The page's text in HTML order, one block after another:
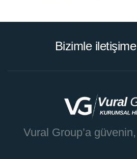
Bizimle iletişime
Vural Group’a güvenin,